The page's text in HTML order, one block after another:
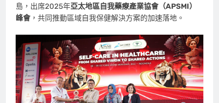
島，出席2025年亞太地區自我藥療產業協會（APSMI）
峰會，共同推動區域自我保健解決方案的加速落地。